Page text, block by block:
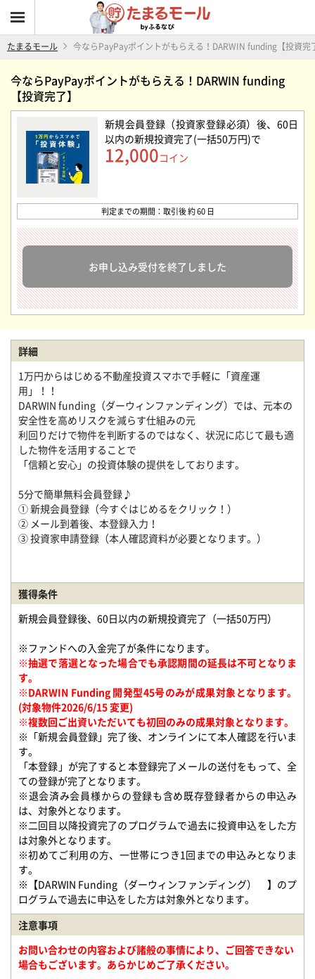
たまるモール 今ならPayPayポイントがもらえる！DARWIN funding【投資完
今ならPayPayポイントがもらえる！DARWIN funding
【投資完了】
新規会員登録（投資家登録必須）後、60日
以内の新規投資完了(一括50万円)で
12,000コイン
判定までの期間：取引後 約 60 日
お申し込み受付を終了しました
詳細
1万円からはじめる不動産投資スマホで手軽に「資産運
用」！！
DARWIN funding（ダーウィンファンディング）では、元本の
安全性を高めリスクを減らす仕組みの元
利回りだけで物件を判断するのではなく、状況に応じて最も適
した物件を活用することで
「信頼と安心」の投資体験の提供をしております。
5分で簡単無料会員登録♪
① 新規会員登録（今すぐはじめるをクリック！）
② メール到着後、本登録入力！
③ 投資家申請登録（本人確認資料が必要となります。）
獲得条件
新規会員登録後、60日以内の新規投資完了（一括50万円）
※ファンドへの入金完了が条件になります。
※抽選で落選となった場合でも承認期間の延長は不可となりま
す。
※DARWIN Funding 開発型45号のみが成果対象となります。
(対象物件2026/6/15 変更)
※複数回ご出資いただいても初回のみの成果対象となります。
※「新規会員登録」完了後、オンラインにて本人確認を行いま
す。
「本登録」が完了すると本登録完了メールの送付をもって、全
ての登録が完了となります。
※退会済み会員様からの登録も含め既存登録者からの申込み
は、対象外となります。
※二回目以降投資完了のプログラムで過去に投資申込をした方
は対象外となります。
※初めてご利用の方、一世帯につき1回までの申込みとなりま
す。
※【DARWIN Funding（ダーウィンファンディング） 】のプ
ログラムで過去に申込をした方は対象外となります。
注意事項
お問い合わせの内容および諸般の事情により、ご回答できない
場合もございます。あらかじめご了承ください。